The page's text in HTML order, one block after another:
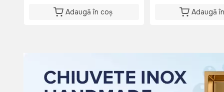
Adaugă în coș Adaugă